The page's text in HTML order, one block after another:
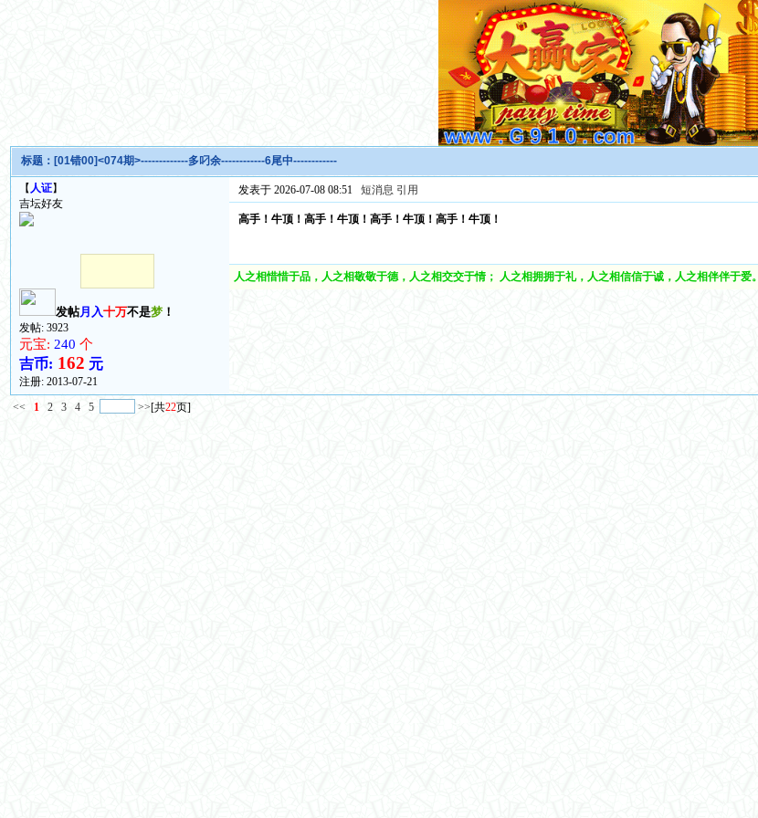
标题： [01错00]<074期>-------------多叼余------------6尾中------------
【 人证】
吉坛好友
发帖月入十万不是梦 ！
发帖: 3923
元宝: 240个
吉币: 162 元
注册:2013-07-21
发表于 2026-07-08 08:51短消息 引用
高手！牛顶！高手！牛顶！高手！牛顶！高手！牛顶！
人之相惜惜于品，人之相敬敬于德，人之相交交于情； 人之相拥拥于礼，人之相信信于诚，人之相伴伴于爱。
<< 1 2 3 4 5 >>[共22页]